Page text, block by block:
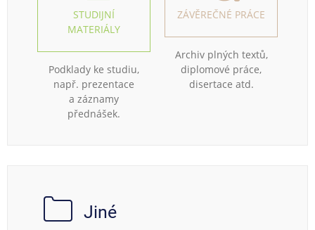
STUDIJNÍ
MATERIÁLY
Podklady ke studiu,
např. prezentace
a záznamy
přednášek.
ZÁVĚREČNÉ PRÁCE
Archiv plných textů,
diplomové práce,
disertace atd.
Jiné